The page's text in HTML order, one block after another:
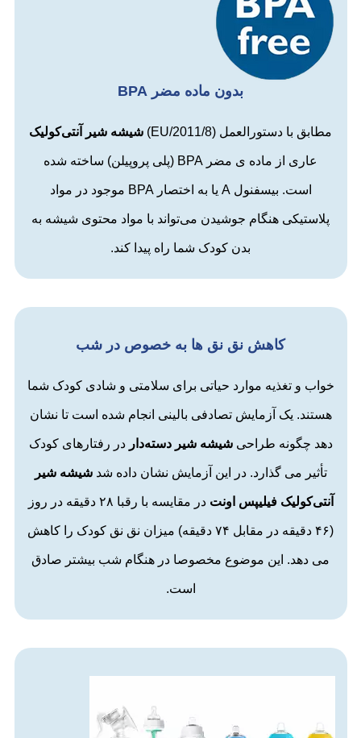
کاهش نق نق ها به خصوص در شب
خواب و تغذیه موارد حیاتی برای سلامتی و شادی کودک شما
هستند. یک آزمایش تصادفی بالینی انجام شده است تا نشان
دهد چگونه طراحیشیشه شیر دسته‌دار در رفتارهای کودک
تأثیر می گذارد. در این آزمایش نشان داده شدشیشه شیر
آنتی‌کولیک فیلیپس اونت در مقایسه با رقبا ۲۸ دقیقه در روز
(۴۶ دقیقه در مقابل ۷۴ دقیقه) میزان نق نق کودک را کاهش
می دهد. این موضوع مخصوصا در هنگام شب بیشتر صادق
است.
بدون ماده مضر BPA
مطابق با دستورالعمل (2011/8/EU
) شیشه شیر آنتی‌کولیک
عاری از ماده ی مضر BPA (پلی پروپیلن) ساخته شده
است. بیسفنول A یا به اختصار BPA موجود در مواد
پلاستیکی هنگام جوشیدن می‌تواند با مواد محتوی شیشه به
بدن کودک شما راه پیدا کند.